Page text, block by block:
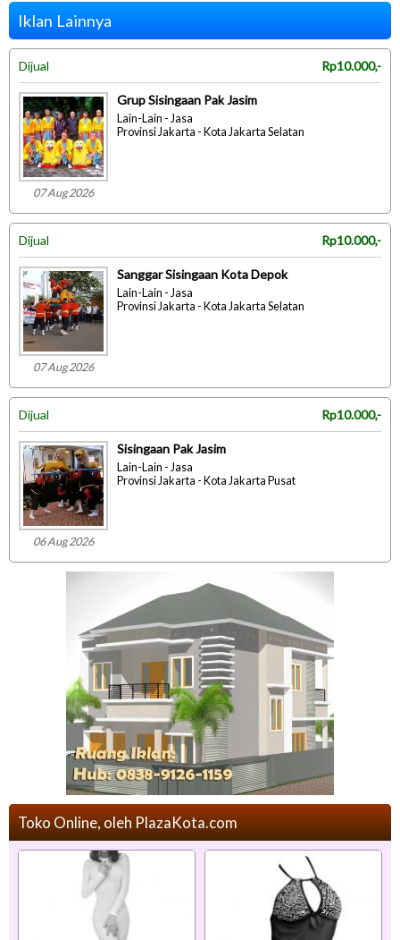
Iklan Lainnya
Dijual Rp10.000,-
07 Aug 2026
Grup Sisingaan Pak Jasim
Lain-Lain - Jasa
Provinsi Jakarta - Kota Jakarta Selatan
Dijual Rp10.000,-
07 Aug 2026
Sanggar Sisingaan Kota Depok
Lain-Lain - Jasa
Provinsi Jakarta - Kota Jakarta Selatan
Dijual Rp10.000,-
06 Aug 2026
Sisingaan Pak Jasim
Lain-Lain - Jasa
Provinsi Jakarta - Kota Jakarta Pusat
Toko Online, oleh PlazaKota.com